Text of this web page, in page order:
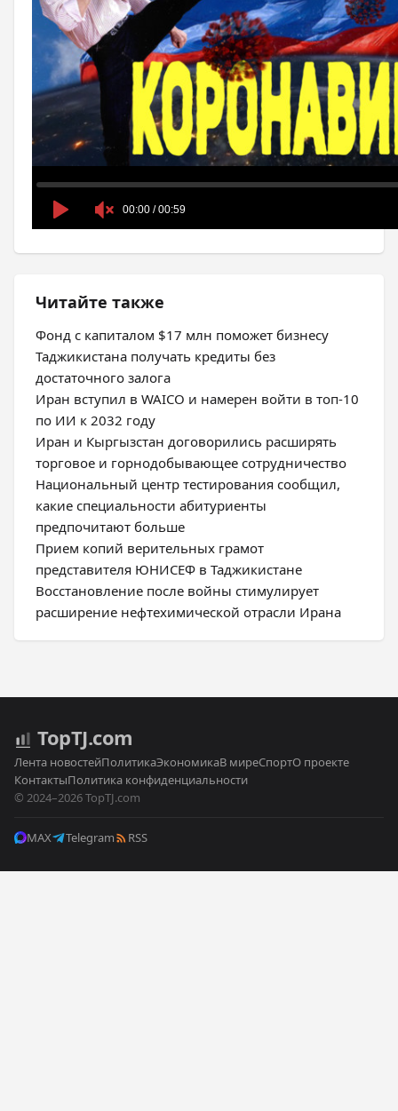
Читайте также
Фонд с капиталом $17 млн поможет бизнесу
Таджикистана получать кредиты без
достаточного залога
Иран вступил в WAICO и намерен войти в топ-10
по ИИ к 2032 году
Иран и Кыргызстан договорились расширять
торговое и горнодобывающее сотрудничество
Национальный центр тестирования сообщил,
какие специальности абитуриенты
предпочитают больше
Прием копий верительных грамот
представителя ЮНИСЕФ в Таджикистане
Восстановление после войны стимулирует
расширение нефтехимической отрасли Ирана
TopTJ.com
Лента новостейПолитикаЭкономикаВ миреСпортО проекте
КонтактыПолитика конфиденциальности
© 2024–2026 TopTJ.com
MAX Telegram RSS